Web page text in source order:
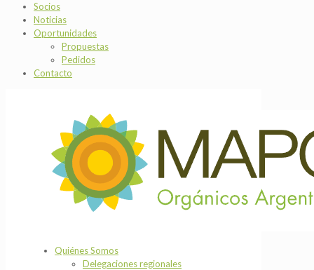
Socios
Noticias
Oportunidades
Propuestas
Pedidos
Contacto
Quiénes Somos
Delegaciones regionales